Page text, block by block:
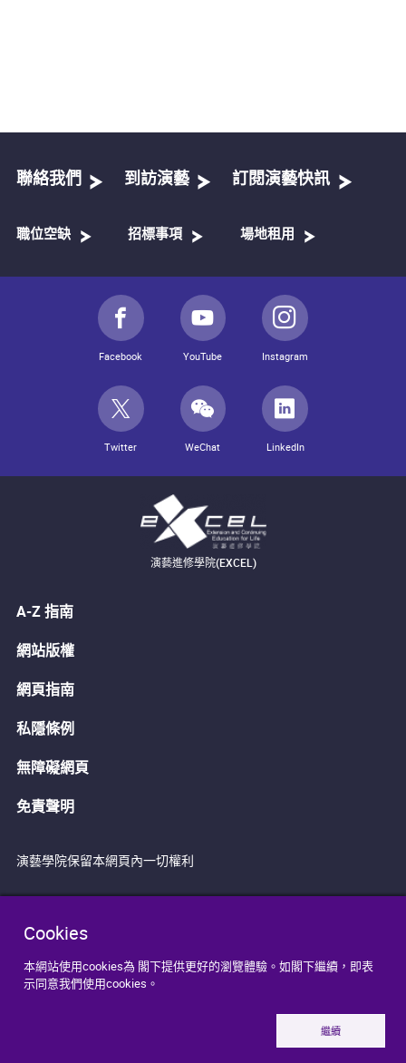
Cookies
本網站使用cookies為 閣下提供更好的瀏覽體驗。如閣下繼續，即表
示同意我們使用cookies。
繼續
聯絡我們 到訪演藝 訂閱演藝快訊
職位空缺 招標事項 場地租用
Facebook YouTube Instagram
Twitter WeChat LinkedIn
演藝進修學院(EXCEL)
A-Z 指南
網站版權
網頁指南
私隱條例
無障礙網頁
免責聲明
演藝學院保留本網頁內一切權利